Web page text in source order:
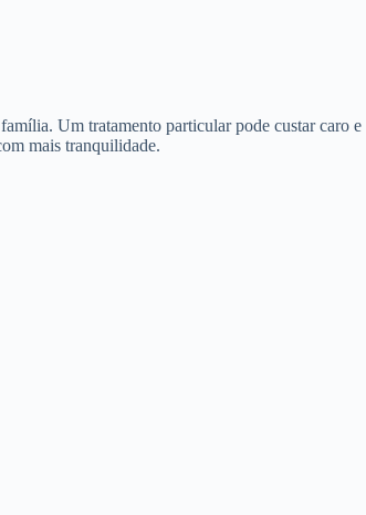
Um tratamento particular pode custar caro e
mais tranquilidade.